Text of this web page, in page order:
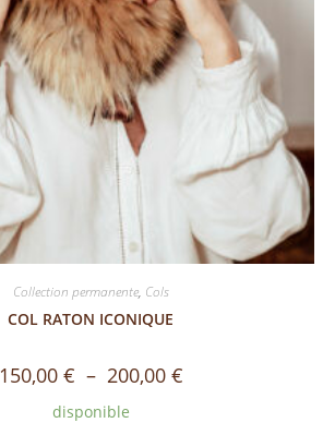
Collection permanente, Cols
COL RATON ICONIQUE
150,00 € – 200,00 €
disponible